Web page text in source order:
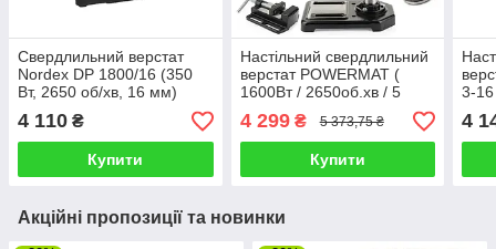
Свердлильний верстат
Nordex DP 1800/16 (350
Вт, 2650 об/хв, 16 мм)
4 110 ₴
Купити
Настільний свердлильний
верстат POWERMAT (
1600Вт / 2650об.хв / 5
швидкостей / + лещата )
4 299₴ 5 373,75 ₴
Купити
3-
4
Акційні пропозиції та новинки